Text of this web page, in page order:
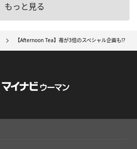
もっと見る
【Afternoon Tea】苺が3倍のスペシャル企画も!?